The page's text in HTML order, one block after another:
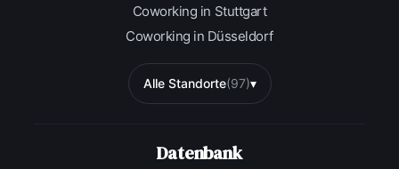
Coworking in Stuttgart
Coworking in Düsseldorf
Alle Standorte(97)▾
Datenbank